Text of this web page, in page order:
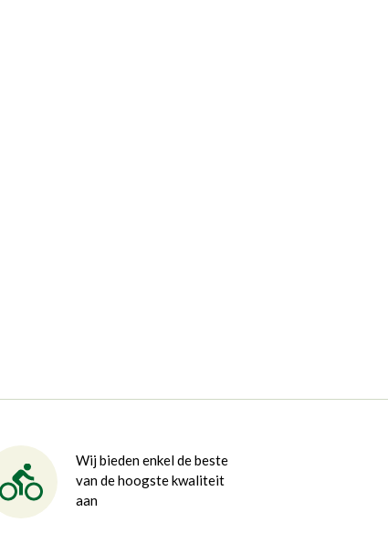
Wij bieden enkel de beste
van de hoogste kwaliteit
aan